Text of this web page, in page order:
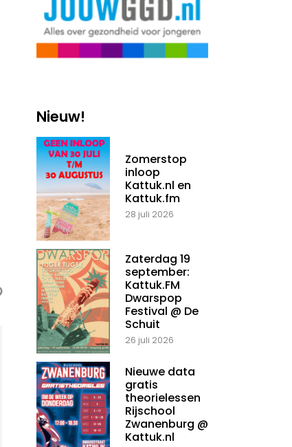
Nieuw!
Zomerstop
inloop
Kattuk.nl en
Kattuk.fm
28 juli 2026
Zaterdag 19
september:
Kattuk.FM
Dwarspop
Festival @ De
Schuit
26 juli 2026
Nieuwe data
gratis
theorielessen
Rijschool
Zwanenburg @
Kattuk.nl